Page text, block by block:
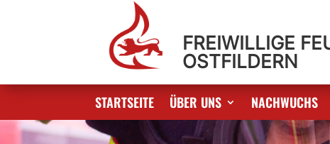
FREIWILLIGE
OSTFILDERN
STARTSEITE ÜBER UNS NACHWUCHS